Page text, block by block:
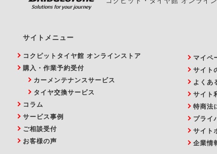
サイトメニュー
コクピットタイヤ館 オンラインストア
購入・作業予約受付
カーメンテナンスサービス
タイヤ交換サービス
コラム
サービス事例
ご相談受付
お客様の声
マイペ
サイト
よくあ
サイト
特商法
プライ
サイト
企業情